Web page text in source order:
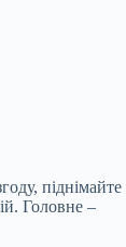
піднімайте
Головне –